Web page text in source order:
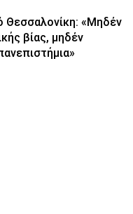
Θεσσαλονίκη: «Μηδέν
βίας, μηδέν